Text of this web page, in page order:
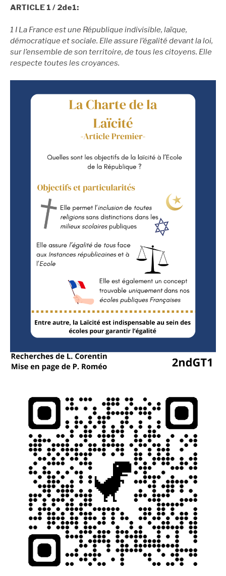
ARTICLE 1 / 2de1:
1 I La France est une République indivisible, laïque,
démocratique et sociale. Elle assure l’égalité devant la loi,
sur l’ensemble de son territoire, de tous les citoyens. Elle
respecte toutes les croyances.